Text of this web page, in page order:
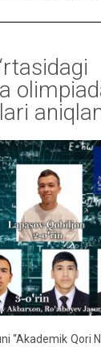
“Akademik Qori